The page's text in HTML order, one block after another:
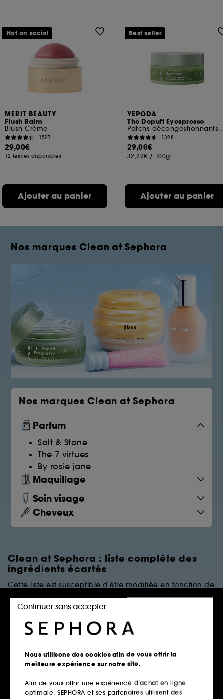
MERIT BEAUTY
Flush Balm
Blush Crème
1527
29,00€
12 teintes disponibles
Ajouter au panier
Hot on social
YEPODA
The Depuff Eyespresso
Patchs
1328
29,00€
32,22€ / 100g
Ajouter au panier
Best seller
Nos marques Clean at Sephora
Nos marques Clean at Sephora
Parfum
Salt & Stone
The 7 virtues
By rosie jane
Maquillage
Soin visage
Cheveux
Clean at Sephora : liste complète des
ingrédients écartés
Cette liste est susceptible d'être modifiée en fonction de
PARFUMS
Règles de restrictions
Parfums Synthétiques
Nous utilisons des cookies afin de vous offrir la
meilleure expérience sur notre site.
Afin de vous offrir une expérience d’achat en ligne
optimale, SEPHORA et ses partenaires utilisent des
Continuer sans accepter